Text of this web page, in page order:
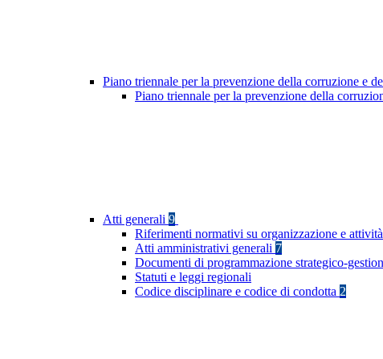
Piano triennale per la prevenzione della corruzione e
Piano triennale per la prevenzione della
Atti generali 9
Riferimenti normativi su organizzazione e attività
Atti amministrativi generali 7
Documenti di programmazione strategico-
Statuti e leggi regionali
Codice disciplinare e codice di condotta 2